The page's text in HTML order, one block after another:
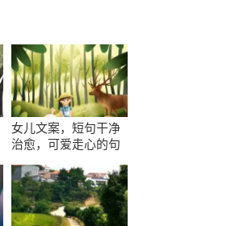
女儿文案，短句干净
治愈，可爱走心的句
友圈